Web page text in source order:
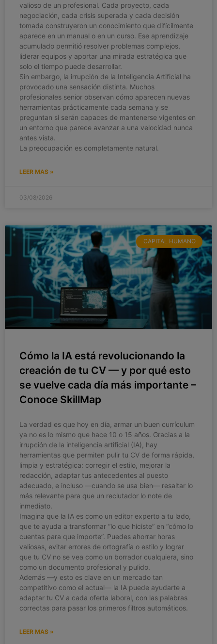
valioso de un profesional. Cada proyecto, cada
negociación, cada crisis superada y cada decisión
tomada construyeron un conocimiento que difícilmente
aparece en un manual o en un curso. Ese aprendizaje
acumulado permitió resolver problemas complejos,
liderar equipos y aportar una mirada estratégica que
solo el tiempo puede desarrollar.
Sin embargo, la irrupción de la Inteligencia Artificial ha
provocado una sensación distinta. Muchos
profesionales senior observan cómo aparecen nuevas
herramientas prácticamente cada semana y se
preguntan si serán capaces de mantenerse vigentes en
un entorno que parece avanzar a una velocidad nunca
antes vista.
La preocupación es completamente natural.
LEER MAS »
03/08/2026
CAPITAL HUMANO
Cómo la IA está revolucionando la
creación de tu CV — y por qué esto
se vuelve cada día más importante –
Conoce SkillMap
La verdad es que hoy en día, armar un buen currículum
ya no es lo mismo que hace 10 o 15 años. Gracias a la
irrupción de la inteligencia artificial (IA), hay
herramientas que permiten pulir tu CV de forma rápida,
limpia y estratégica: corregir el estilo, mejorar la
redacción, adaptar tus antecedentes al puesto
adecuado, e incluso —cuando se usa bien— resaltar lo
más relevante para que un reclutador lo note de
inmediato.
Imagina que la IA es como un editor experto a tu lado,
que te ayuda a transformar “lo que hiciste” en “cómo lo
cuentas para que importe”. Puedes ahorrar horas
valiosas, evitar errores de ortografía o estilo y lograr
que tu CV no se vea como un borrador cualquiera, sino
como un documento profesional y pulido.
Además —y esto es clave en un mercado tan
competitivo como el actual— la IA puede ayudarte a
adaptar tu CV a cada oferta laboral, con las palabras
correctas para pasar los primeros filtros automáticos.
LEER MAS »